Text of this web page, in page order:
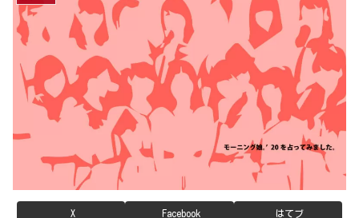
X Facebook はてブ